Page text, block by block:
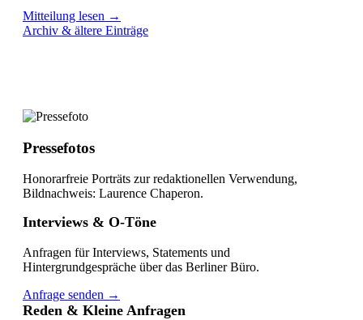
Mitteilung lesen →
Archiv & ältere Einträge
Pressefotos
Honorarfreie Porträts zur redaktionellen Verwendung,
Bildnachweis: Laurence Chaperon.
Interviews & O-Töne
Anfragen für Interviews, Statements und
Hintergrundgespräche über das Berliner Büro.
Anfrage senden →
Reden & Kleine Anfragen